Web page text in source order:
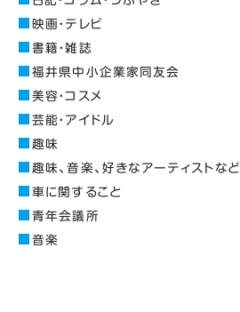
映画・テレビ
書籍・雑誌
福井県中小企業家同友会
美容・コスメ
芸能・アイドル
趣味
趣味、音楽、好きなアーティストなど
車に関すること
青年会議所
音楽